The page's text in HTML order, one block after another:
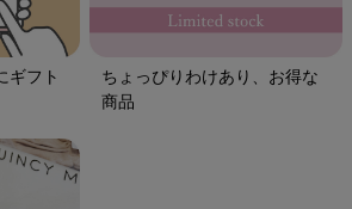
ギフト
ちょっぴりわけあり、お得な
商品